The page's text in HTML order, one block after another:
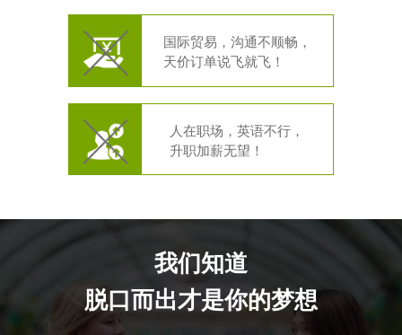
国际贸易，沟通不顺畅，
天价订单说飞就飞！
人在职场，英语不行，
升职加薪无望！
我们知道
脱口而出才是你的梦想